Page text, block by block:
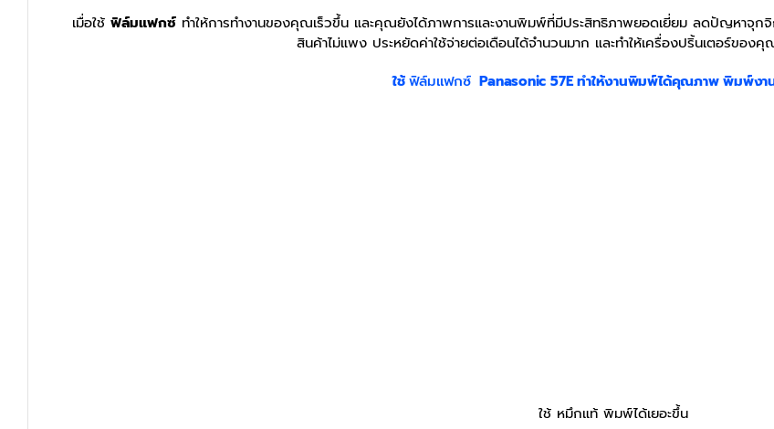
เมื่อใช้ ฟิล์มแฟกซ์ ทำให้การทำงานของคุณเร็วขึ้น และคุณยังได้ภาพการและงานพิมพ์ที่มีประสิทธิภาพยอดเยี่ยม ลดปัญหาจุก
สินค้าไม่แพง ประหยัดค่าใช้จ่ายต่อเดือนได้จำนวนมาก และทำให้เครื่องปริ้นเตอร์ของคุ
ใช้ฟิล์มแฟกซ์ Panasonic 57E ทำให้งานพิมพ์ได้คุณภาพ พิมพ์งา
ใช้ หมึกแท้ พิมพ์ได้เยอะขึ้น